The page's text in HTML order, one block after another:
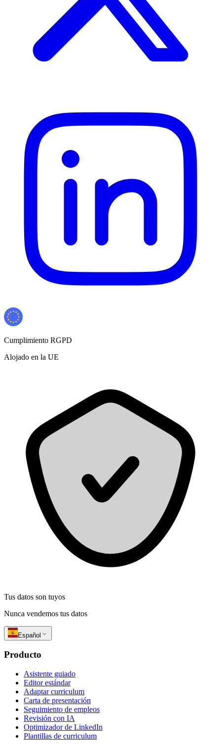
Cumplimiento RGPD
Alojado en la UE
Tus datos son tuyos
Nunca vendemos tus datos
Español
Producto
Asistente guiado
Editor estándar
Adaptar curriculum
Carta de presentación
Seguimiento de empleos
Revisión con IA
Optimizador de LinkedIn
Plantillas de curriculum